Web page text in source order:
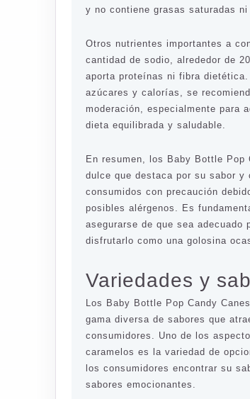
y no contiene grasas saturadas ni
Otros nutrientes importantes a
cantidad de sodio, alrededor de
aporta proteínas ni fibra
azúcares y calorías, se
moderación, especialmente para
dieta equilibrada y saludable.
En resumen, los Baby Bottle Pop
dulce que destaca por su sabor
consumidos con precaución
posibles alérgenos. Es
asegurarse de que sea adecuado
disfrutarlo como una golosina
Variedades y
Los Baby Bottle Pop Candy
gama diversa de sabores que
consumidores. Uno de los
caramelos es la variedad de
los consumidores encontrar su
sabores emocionantes.